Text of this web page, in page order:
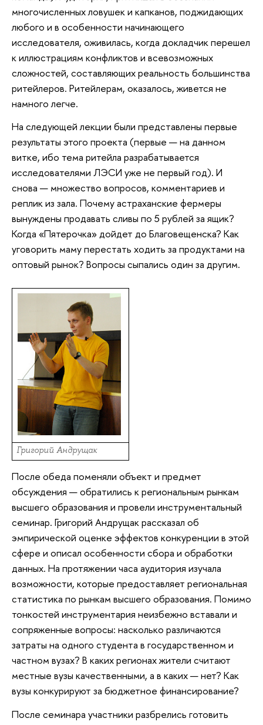
многочисленных ловушек и капканов, поджидающих
любого и в особенности начинающего
исследователя, оживилась, когда докладчик перешел
к иллюстрациям конфликтов и всевозможных
сложностей, составляющих реальность большинства
ритейлеров. Ритейлерам, оказалось, живется не
намного легче.
На следующей лекции были представлены первые
результаты этого проекта (первые — на данном
витке, ибо тема ритейла разрабатывается
исследователями ЛЭСИ уже не первый год). И
снова — множество вопросов, комментариев и
реплик из зала. Почему астраханские фермеры
вынуждены продавать сливы по 5 рублей за ящик?
Когда «Пятерочка» дойдет до Благовещенска? Как
уговорить маму перестать ходить за продуктами на
оптовый рынок? Вопросы сыпались один за другим.
Григорий Андрущак
После обеда поменяли объект и предмет
обсуждения — обратились к региональным рынкам
высшего образования и провели инструментальный
семинар. Григорий Андрущак рассказал об
эмпирической оценке эффектов конкуренции в этой
сфере и описал особенности сбора и обработки
данных. На протяжении часа аудитория изучала
возможности, которые предоставляет региональная
статистика по рынкам высшего образования. Помимо
тонкостей инструментария неизбежно вставали и
сопряженные вопросы: насколько различаются
затраты на одного студента в государственном и
частном вузах? В каких регионах жители считают
местные вузы качественными, а в каких — нет? Как
вузы конкурируют за бюджетное финансирование?
После семинара участники разбрелись готовить